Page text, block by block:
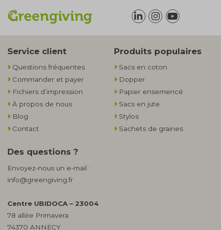
Service client
Questions fréquentes
Commander et payer
Fichiers d’impression
À propos de nous
Blog
Contact
Produits populaires
Sacs en coton
Dopper
Papier ensemencé
Sacs en jute
Stylos
Sachets de graines
Des questions ?
Envoyez-nous un e-mail :
info@greengiving.fr
Centre UBIDOCA – 23004
78 allée Primavera
74370 ANNECY